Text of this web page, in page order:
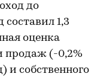
до
составил 1,3
оценка
продаж (-0,2%
и собственного